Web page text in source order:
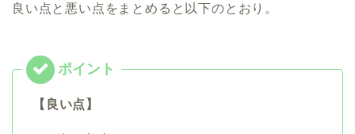
良い点と悪い点をまとめると以下のとおり。
【良い点】